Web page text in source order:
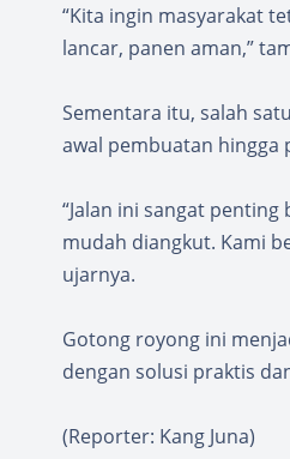
“Kita ingin masyarakat
lancar, panen aman,”
Sementara itu, salah
awal pembuatan hingga
“Jalan ini sangat
mudah diangkut. Kami
ujarnya.
Gotong royong ini
dengan solusi praktis
(Reporter: Kang Juna)